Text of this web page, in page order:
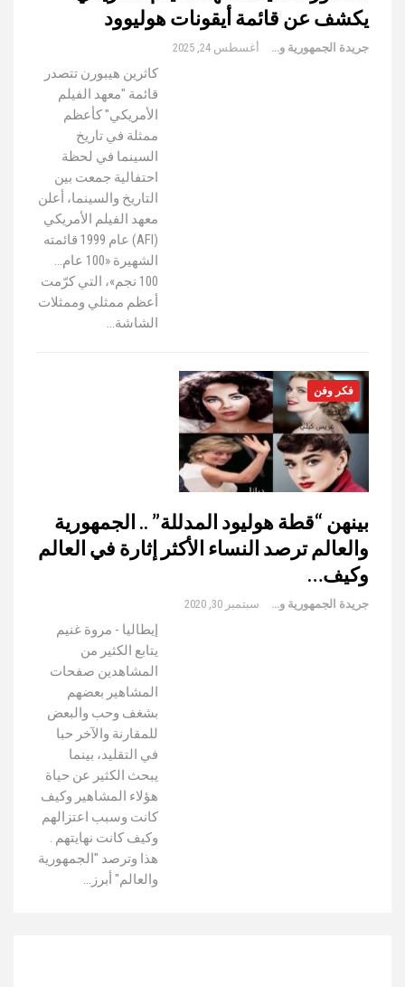
يكشف عن قائمة أيقونات هوليوود
جريدة الجمهورية والعالم أغسطس 24, 2025
كاثرين هيبورن تتصدر
قائمة "معهد الفيلم
الأمريكي" كأعظم
ممثلة في تاريخ
السينما في لحظة
احتفالية جمعت بين
التاريخ والسينما، أعلن
معهد الفيلم الأمريكي
(AFI) عام 1999 قائمته
الشهيرة «100 عام...
100 نجم»، التي كرّمت
أعظم ممثلي وممثلات
الشاشة…
فكر وفن
بينهن “قطة هوليود المدللة” .. الجمهورية
والعالم ترصد النساء الأكثر إثارة في العالم
وكيف…
جريدة الجمهورية والعالم سبتمبر 30, 2020
إيطاليا - مروة غنيم
يتابع الكثير من
المشاهدين صفحات
المشاهير بعضهم
بشغف وحب والبعض
للمقارنة والآخر حبا
في التقليد، بينما
يبحث الكثير عن حياة
هؤلاء المشاهير وكيف
كانت وسبب اعتزالهم
وكيف كانت نهايتهم .
هذا وترصد "الجمهورية
والعالم" أبرز…